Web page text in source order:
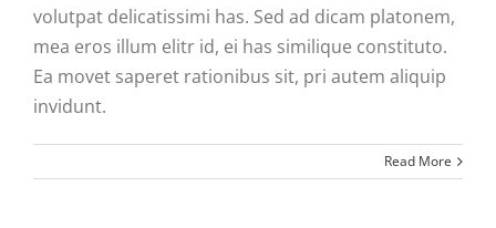
volutpat delicatissimi has. Sed ad dicam platonem,
mea eros illum elitr id, ei has similique constituto.
Ea movet saperet rationibus sit, pri autem aliquip
invidunt.
Read More